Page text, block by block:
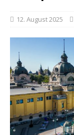
12. August 2025